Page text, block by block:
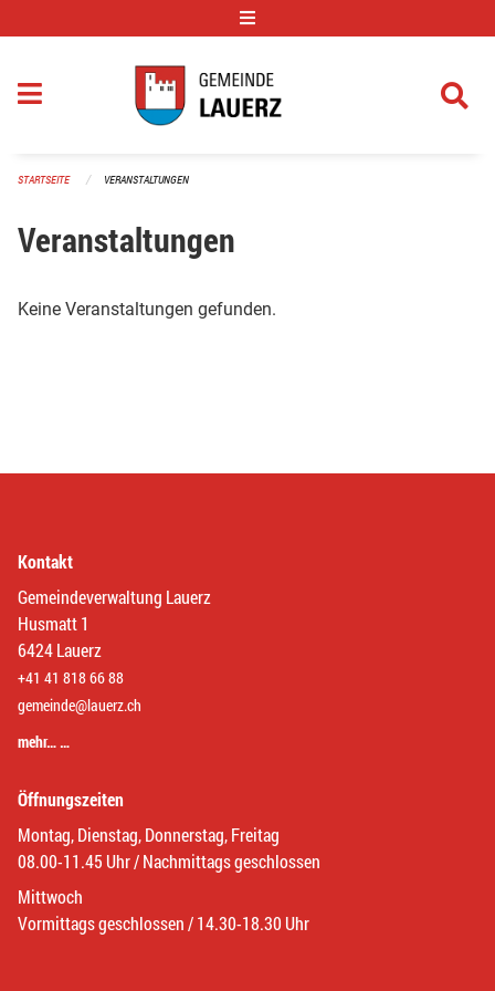
STARTSEITE VERANSTALTUNGEN
Veranstaltungen
Keine Veranstaltungen gefunden.
Kontakt
Gemeindeverwaltung Lauerz
Husmatt 1
6424 Lauerz
+41 41 818 66 88
gemeinde@lauerz.ch
mehr… …
Öffnungszeiten
Montag, Dienstag, Donnerstag, Freitag
08.00-11.45 Uhr / Nachmittags geschlossen
Mittwoch
Vormittags geschlossen / 14.30-18.30 Uhr